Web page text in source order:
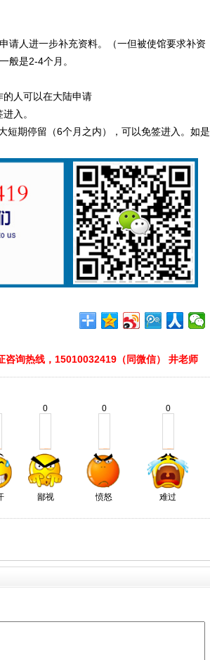
请人进一步补充资料。（一但被使馆要求补资
般是2-4个月。
人可以在大陆申请
入。
短期停留（6个月之内），可以免签进入。如是
咨询热线，15010032419（同微信） 井老师
0
鄙视
0
愤怒
0
难过